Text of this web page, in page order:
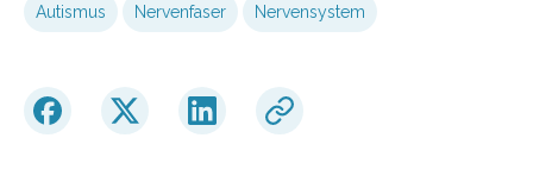
Autismus Nervenfaser Nervensystem